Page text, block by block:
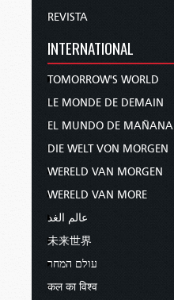
REVISTA
INTERNATIONAL
TOMORROW'S WORLD
LE MONDE DE DEMAIN
EL MUNDO DE MAÑANA
DIE WELT VON MORGEN
WERELD VAN MORGEN
WERELD VAN MORE
عالم الغد
未来世界
עולם המחר
कल का विश्व